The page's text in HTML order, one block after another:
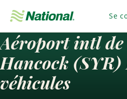
navigation
Se
Aéroport intl de
Hancock
véhicules